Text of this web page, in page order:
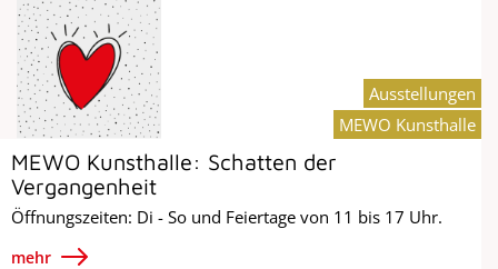
MEWO Kunsthalle: Schatten der
Vergangenheit
Öffnungszeiten: Di - So und Feiertage von 11 bis 17 Uhr.
mehr
Ausstellungen
MEWO Kunsthalle